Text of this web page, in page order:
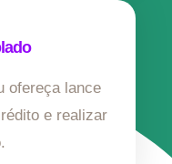
ofereça lance
e realizar